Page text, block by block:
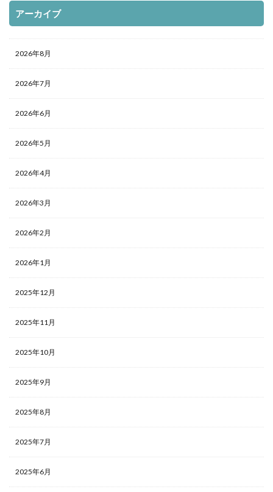
アーカイブ
2026年8月
2026年7月
2026年6月
2026年5月
2026年4月
2026年3月
2026年2月
2026年1月
2025年12月
2025年11月
2025年10月
2025年9月
2025年8月
2025年7月
2025年6月